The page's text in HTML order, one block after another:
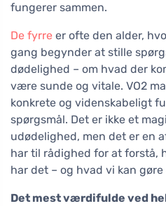
fungerer sammen.
De fyrre er ofte den alder,
gang begynder at stille
dødelighed – om hvad der
være sunde og vitale. VO2
konkrete og videnskabeligt
spørgsmål. Det er ikke et
udødelighed, men det er en
har til rådighed for at forstå,
har det – og hvad vi kan
Det mest værdifulde ved